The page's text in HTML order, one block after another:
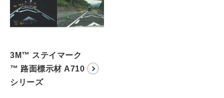
3M™ ステイマーク
™ 路面標示材 A710
シリーズ